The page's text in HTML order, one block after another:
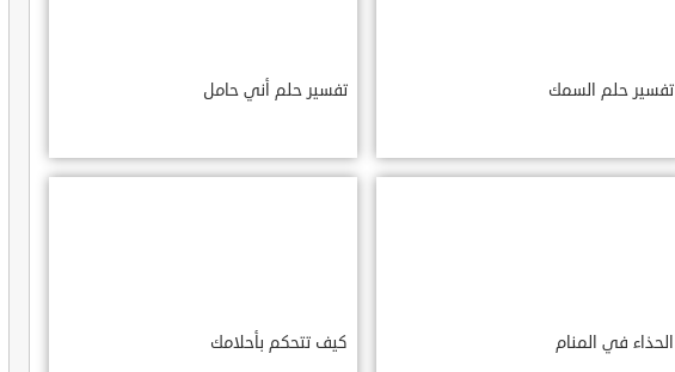
تفسير حلم السمك تفسير حلم أني حامل
الحذاء في المنام كيف تتحكم بأحلامك